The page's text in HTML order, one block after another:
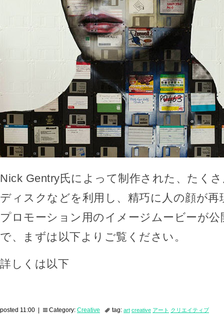
Nick Gentry氏によって制作された、たく
ディスクなどを利用し、精巧に人の顔が
プロモーション用のイメージムービーが
で、まずは以下よりご覧ください。
詳しくは以下
posted 11:00 | Category: Creative tag: art creative アート クリエイティブ